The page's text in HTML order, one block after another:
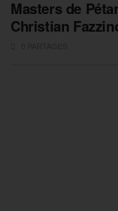
Masters de
Christian